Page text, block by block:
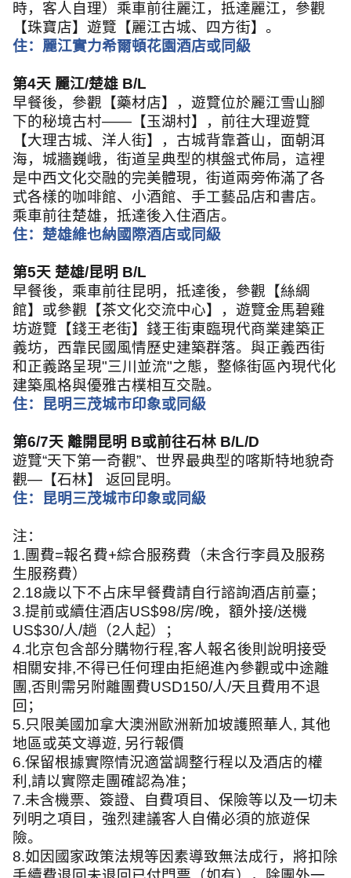
時，客人自理）乘車前往麗江，抵達麗江，參觀
【珠寶店】遊覽【麗江古城、四方街】。
住：麗江實力希爾頓花園酒店或同級
第4天 麗江/楚雄 B/L
早餐後，參觀【藥材店】，遊覽位於麗江雪山腳
下的秘境古村—— 【玉湖村】，前往大理遊覽
【大理古城、洋人街】，古城背靠蒼山，面朝洱
海，城牆巍峨，街道呈典型的棋盤式佈局，這裡
是中西文化交融的完美體現，街道兩旁佈滿了各
式各樣的咖啡館、小酒館、手工藝品店和書店。
乘車前往楚雄，抵達後入住酒店。
住：楚雄維也納國際酒店或同級
第5天 楚雄/昆明 B/L
早餐後，乘車前往昆明，抵達後，參觀【絲綢
館】或參觀【茶文化交流中心】，遊覽金馬碧雞
坊遊覽【錢王老街】錢王街東臨現代商業建築正
義坊，西靠民國風情歷史建築群落。與正義西街
和正義路呈現"三川並流"之態，整條街區內現代化
建築風格與優雅古樸相互交融。
住：昆明三茂城市印象或同級
第6/7天 離開昆明 B或前往石林 B/L/D
遊覽“天下第一奇觀”、世界最典型的喀斯特地貌奇
觀— 【石林】 返回昆明。
住：昆明三茂城市印象或同級
注：
1.團費=報名費+綜合服務費（未含行李員及服務
生服務費）
2.18歲以下不占床早餐費請自行諮詢酒店前臺；
3.提前或續住酒店US$98/房/晚，額外接/送機
US$30/人/趟（2人起）；
4.北京包含部分購物行程,客人報名後則說明接受
相關安排,不得已任何理由拒絕進內參觀或中途離
團 ,否則需另附離團費USD150/人/天且費用不退
回；
5.只限美國加拿大澳洲歐洲新加坡護照華人, 其他
地區或英文導遊, 另行報價
6.保留根據實際情況適當調整行程以及酒店的權
利 ,請以實際走團確認為准；
7.未含機票、簽證、自費項目、保險等以及一切未
列明之項目，強烈建議客人自備必須的旅遊保
險。
8.如因國家政策法規等因素導致無法成行，將扣除